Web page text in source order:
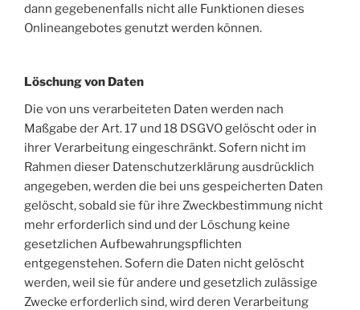
dann gegebenenfalls nicht alle Funktionen dieses
Onlineangebotes genutzt werden können.
Löschung von Daten
Die von uns verarbeiteten Daten werden nach
Maßgabe der Art. 17 und 18 DSGVO gelöscht oder in
ihrer Verarbeitung eingeschränkt. Sofern nicht im
Rahmen dieser Datenschutzerklärung ausdrücklich
angegeben, werden die bei uns gespeicherten Daten
gelöscht, sobald sie für ihre Zweckbestimmung nicht
mehr erforderlich sind und der Löschung keine
gesetzlichen Aufbewahrungspflichten
entgegenstehen. Sofern die Daten nicht gelöscht
werden, weil sie für andere und gesetzlich zulässige
Zwecke erforderlich sind, wird deren Verarbeitung